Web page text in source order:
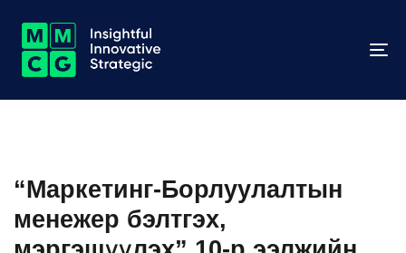
“Маркетинг-Борлуулалтын
менежер бэлтгэх,